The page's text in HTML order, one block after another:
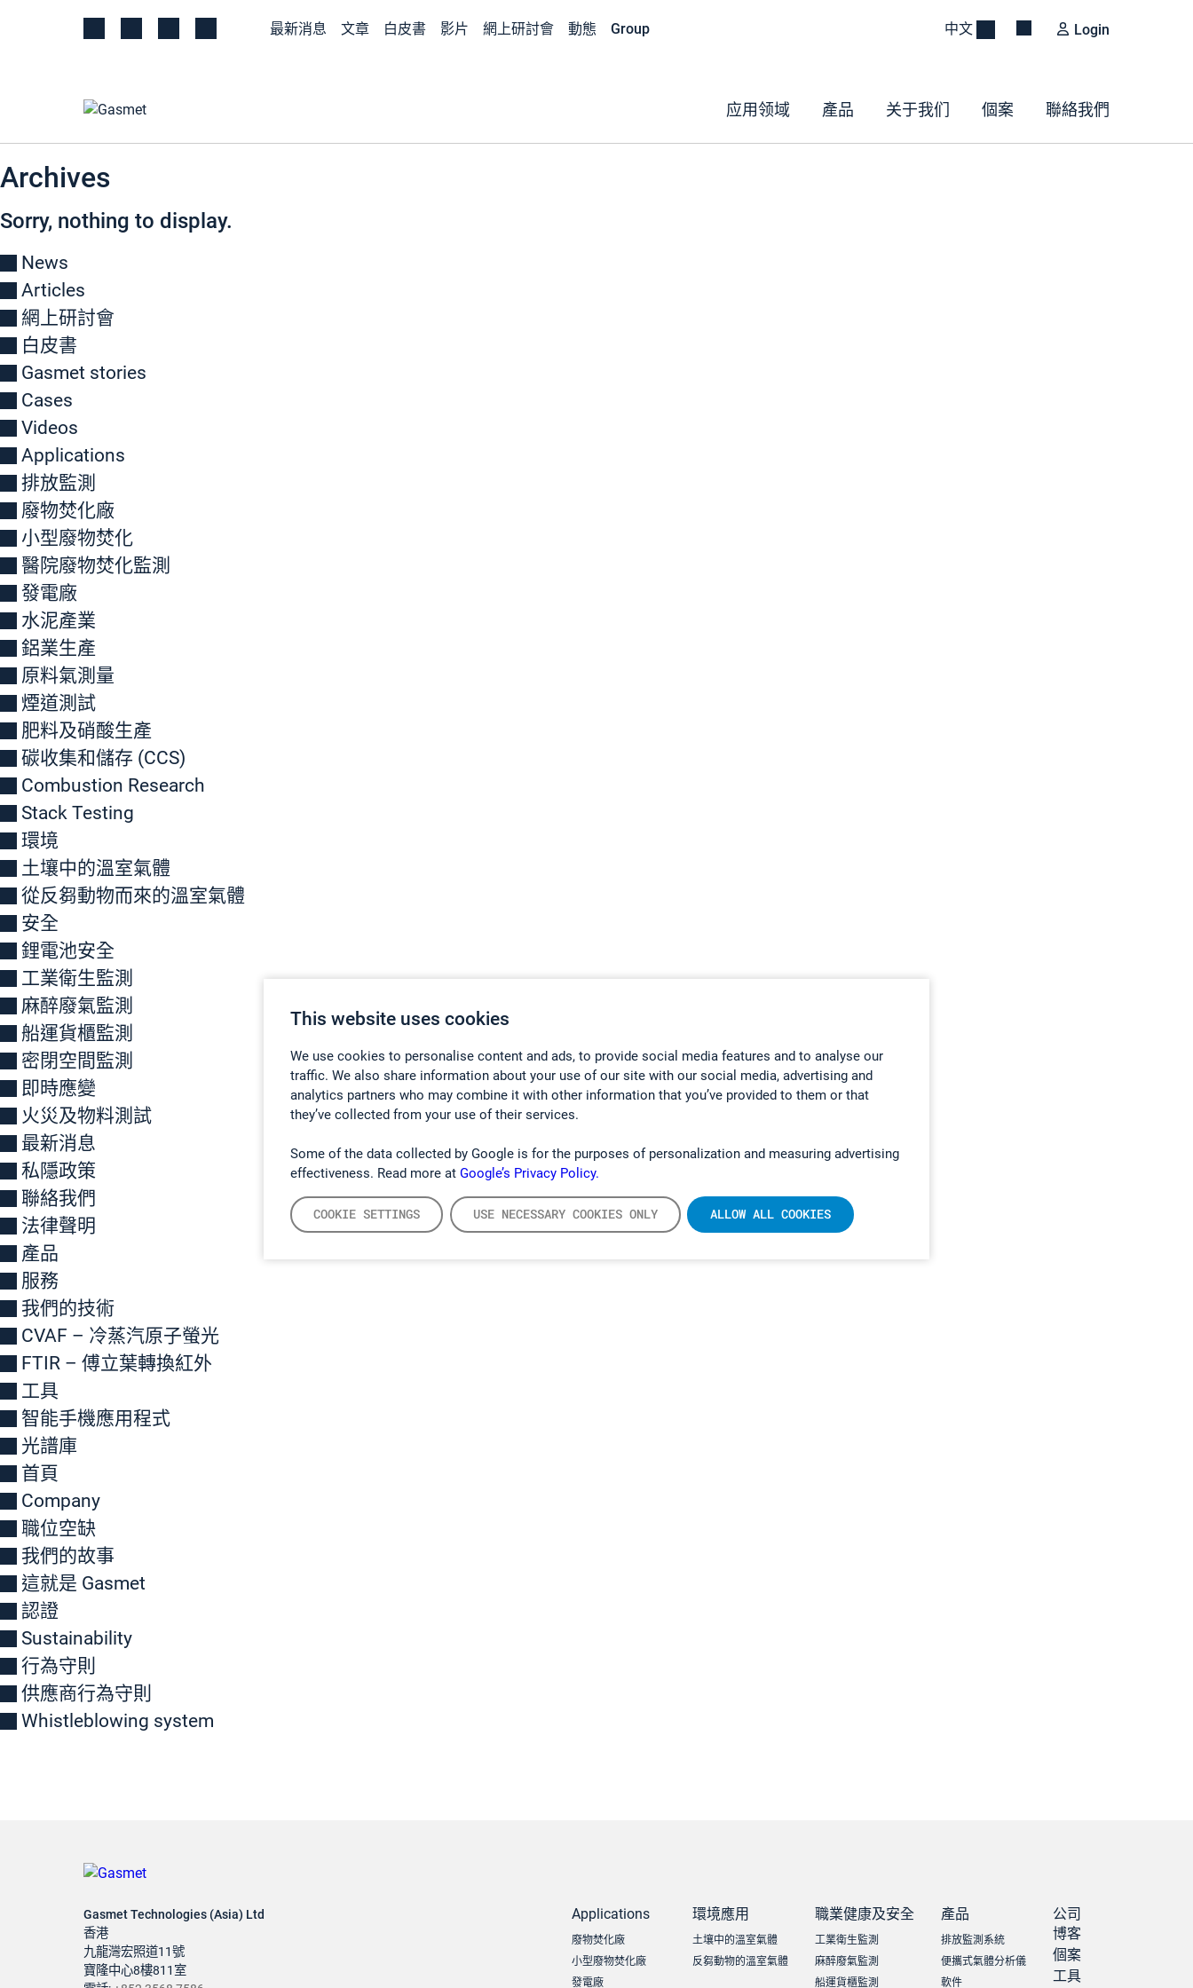
This website uses cookies
We use cookies to personalise content and ads, to provide social media features and to analyse our
traffic. We also share information about your use of our site with our social media, advertising and
analytics partners who may combine it with other information that you’ve provided to them or that
they’ve collected from your use of their services.
Some of the data collected by Google is for the purposes of personalization and measuring advertising
effectiveness. Read more at Google’s Privacy Policy.
COOKIE SETTINGS USE NECESSARY COOKIES ONLY ALLOW ALL COOKIES
最新消息 文章 白皮書 影片 網上研討會 動態 Group 中文 Login
应用领域 產品 关于我们 個案 聯絡我們
Archives
Sorry, nothing to display.
News
Articles
網上研討會
白皮書
Gasmet stories
Cases
Videos
Applications
排放監測
廢物焚化廠
小型廢物焚化
醫院廢物焚化監測
發電廠
水泥產業
鋁業生產
原料氣測量
煙道測試
肥料及硝酸生產
碳收集和儲存 (CCS)
Combustion Research
Stack Testing
環境
土壤中的溫室氣體
從反芻動物而來的溫室氣體
安全
鋰電池安全
工業衛生監測
麻醉廢氣監測
船運貨櫃監測
密閉空間監測
即時應變
火災及物料測試
最新消息
私隱政策
聯絡我們
法律聲明
產品
服務
我們的技術
CVAF – 冷蒸汽原子螢光
FTIR – 傅立葉轉換紅外
工具
智能手機應用程式
光譜庫
首頁
Company
職位空缺
我們的故事
這就是 Gasmet
認證
Sustainability
行為守則
供應商行為守則
Whistleblowing system
Gasmet Technologies (Asia) Ltd
香港
九龍灣宏照道11號
寶隆中心8樓811室
Applications
廢物焚化廠
小型廢物焚化廠
發電廠
環境應用
土壤中的溫室氣體
反芻動物的溫室氣體
職業健康及安全
工業衛生監測
麻醉廢氣監測
船運貨櫃監測
產品
排放監測系統
便攜式氣體分析儀
軟件
公司
博客
個案
工具